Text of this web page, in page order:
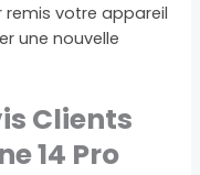
remis votre appareil
une nouvelle
Clients
14 Pro